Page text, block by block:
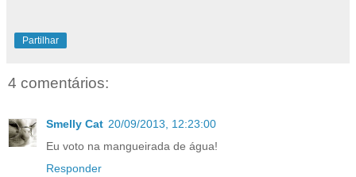
Partilhar
4 comentários:
Smelly Cat 20/09/2013, 12:23:00
Eu voto na mangueirada de água!
Responder